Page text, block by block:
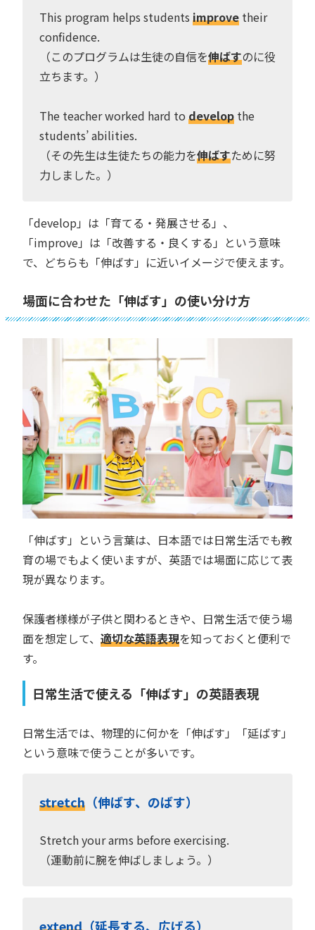
This program helps students improve their
confidence.
（このプログラムは生徒の自信を伸ばすのに役
立ちます。）
The teacher worked hard to develop the
students’ abilities.
（その先生は生徒たちの能力を伸ばすために努
力しました。）
「develop」は「育てる・発展させる」、
「improve」は「改善する・良くする」という意味
で、どちらも「伸ばす」に近いイメージで使えます。
場面に合わせた「伸ばす」の使い分け方
「伸ばす」という言葉は、日本語では日常生活でも教
育の場でもよく使いますが、英語では場面に応じて表
現が異なります。
保護者様様が子供と関わるときや、日常生活で使う場
面を想定して、 適切な英語表現を知っておくと便利で
す。
日常生活で使える「伸ばす」の英語表現
日常生活では、物理的に何かを「伸ばす」「延ばす」
という意味で使うことが多いです。
stretch （伸ばす、のばす）
Stretch your arms before exercising.
（運動前に腕を伸ばしましょう。）
extend （延長する、広げる）